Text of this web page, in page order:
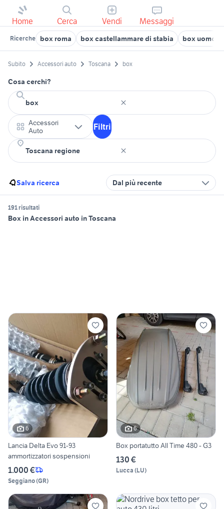
Home Cerca Vendi Messaggi
Ricerche box roma box castellammare di stabia box uomo
Subito Accessori auto Toscana box
Cosa cerchi?
Accessori
Auto
Filtri
Salva ricerca Dal più recente
191 risultati
Box in Accessori auto in Toscana
6
Lancia Delta Evo 91-93
ammortizzatori sospensioni
1.000 €
Seggiano(GR)
6
Box portatutto All Time 480 - G3
130 €
Lucca (LU)